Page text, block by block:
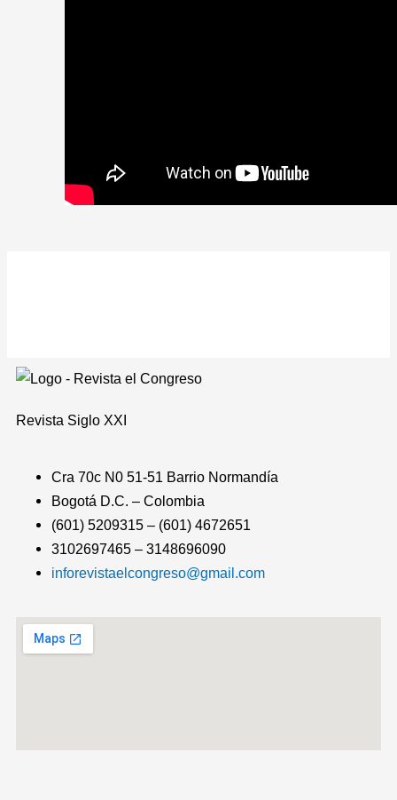
Revista Siglo XXI
Cra 70c N0 51-51 Barrio Normandía
Bogotá D.C. – Colombia
(601) 5209315 – (601) 4672651
3102697465 – 3148696090
inforevistaelcongreso@gmail.com